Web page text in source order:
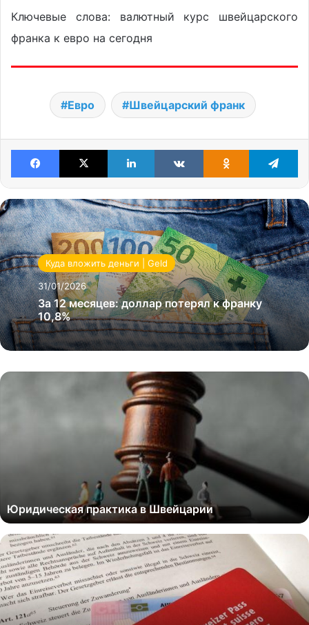
Ключевые слова: валютный курс швейцарского
франка к евро на сегодня
Евро Швейцарский франк
Facebook X LinkedIn VKontakteOdnoklassniki
Куда вложить деньги | Geld
31/01/2026
За 12 месяцев: доллар потерял к франку
10,8%
Юридическая практика в Швейцарии